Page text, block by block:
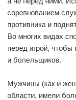
соревнованием
противника и
Во многих видах
перед игрой, чтобы
и болельщиков.
Мужчины (как и
области, имели